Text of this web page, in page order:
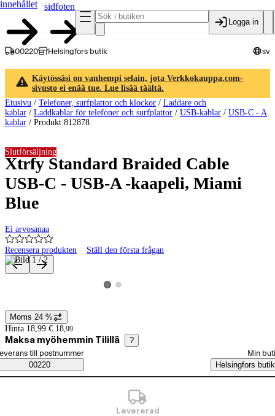
innehållet
sidfoten
Logga in
00220 Helsingfors butik sv
Käytössäsi on vanhempi selain, jota Verkkokauppa.com-
sivusto ei enää tue. Lue lisää täältä.
Etusivu / Telefoner, surfplattor och klockor / Laddare och
kablar / Laddkablar för telefoner och surfplattor / USB-kablar / USB-C - A
kablar / Produkt 812878
Xtrfy Standard Braided Cable
USB-C - USB-A -kaapeli, Miami
Blue
Ei arvosanaa
Recensera produkten Ställ den första frågan
Slutförsäljning
Produktbilder och videor
Visa produktbild 1
Visa produktbild 2
Prisinformation
Moms 24 %
Hinta 18,99 €. 18,99
Maksa myöhemmin Tilillä ?
Saatavuustiedot
beställningssätt
till postnummer
00220
Min
Helsingfors butik
Levererad